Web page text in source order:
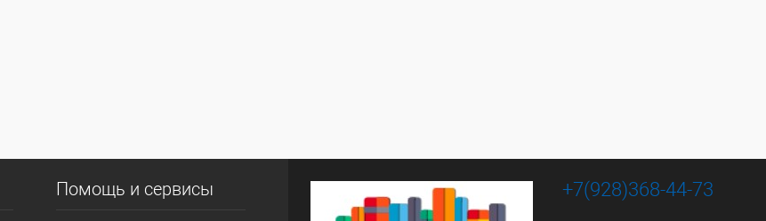
Помощь и сервисы +7(928)368-44-73